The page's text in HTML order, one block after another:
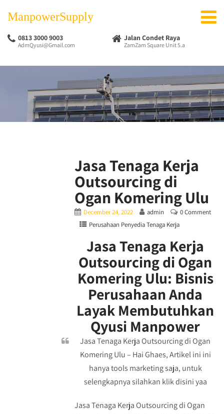
ManpowerSupply
0813 3000 9003
AdmQyusi@Gmail.com
Jalan Condet Raya
ZamZam Square Unit 5.a
Jasa Tenaga Kerja
Outsourcing di
Ogan Komering Ulu
December 24, 2022 admin
0 Comment
Perusahaan Penyedia Tenaga Kerja
Jasa Tenaga Kerja
Outsourcing di Ogan
Komering Ulu: Bisnis
Perusahaan Anda
Layak Membutuhkan
Qyusi Manpower
Jasa Tenaga Kerja Outsourcing di Ogan
Komering Ulu – Hai Ghaes, Artikel ini ini
hanya tools marketing saja, untuk
selengkapnya silahkan klik disini yaa
Jasa Tenaga Kerja Outsourcing di Ogan